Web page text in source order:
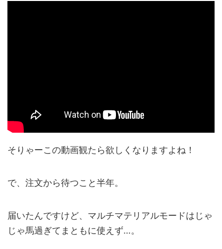
そりゃーこの動画観たら欲しくなりますよね！
で、注文から待つこと半年。
届いたんですけど、マルチマテリアルモードはじゃ
じゃ馬過ぎてまともに使えず…。